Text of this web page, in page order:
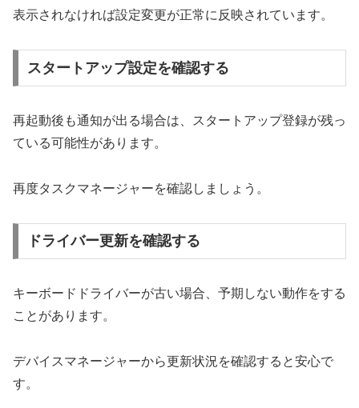
表示されなければ設定変更が正常に反映されています。
スタートアップ設定を確認する
再起動後も通知が出る場合は、スタートアップ登録が残っ
ている可能性があります。
再度タスクマネージャーを確認しましょう。
ドライバー更新を確認する
キーボードドライバーが古い場合、予期しない動作をする
ことがあります。
デバイスマネージャーから更新状況を確認すると安心で
す。